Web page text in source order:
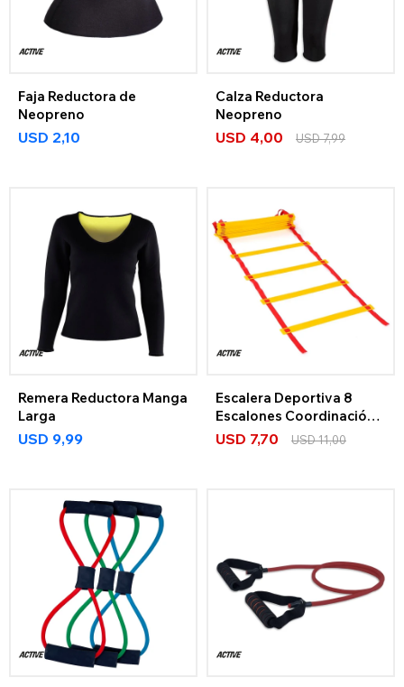
Faja Reductora de
Neopreno
USD 2,10
Calza Reductora
Neopreno
USD 4,00 USD7,99
Remera Reductora Manga
Larga
USD 9,99
Escalera Deportiva 8
Escalones Coordinación
+ Bolso
USD 7,70 USD11,00